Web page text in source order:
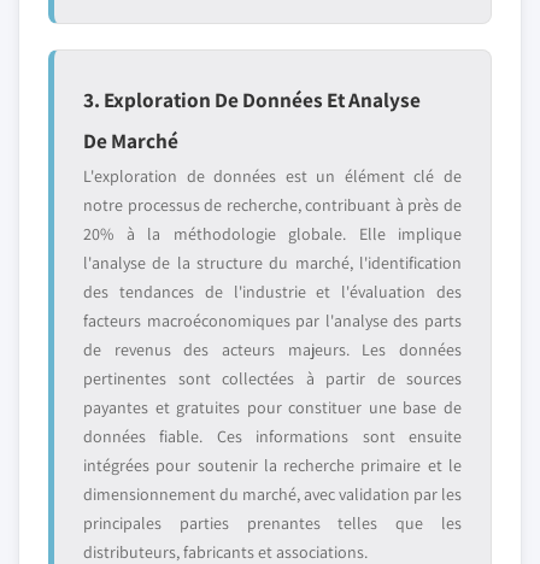
3. Exploration De Données Et Analyse
De Marché
L'exploration de données est un élément clé de
notre processus de recherche, contribuant à près de
20% à la méthodologie globale. Elle implique
l'analyse de la structure du marché, l'identification
des tendances de l'industrie et l'évaluation des
facteurs macroéconomiques par l'analyse des parts
de revenus des acteurs majeurs. Les données
pertinentes sont collectées à partir de sources
payantes et gratuites pour constituer une base de
données fiable. Ces informations sont ensuite
intégrées pour soutenir la recherche primaire et le
dimensionnement du marché, avec validation par les
principales parties prenantes telles que les
distributeurs, fabricants et associations.